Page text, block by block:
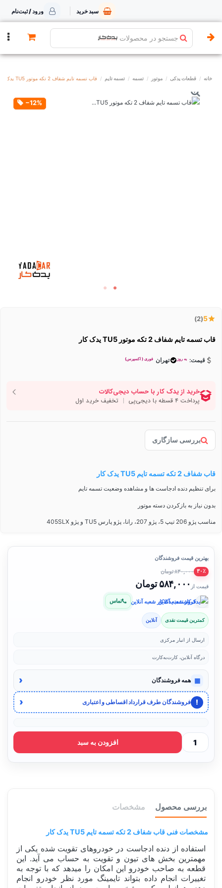
سبد خرید ورود / ثبت‌نام
جستجو در محصولات
خانه قطعات یدکی موتور تسمه تسمه تایم قاب تسمه تایم شفاف 2 تکه موتور TU5 یدک کار
‎−12%
5
(2)
قاب تسمه تایم شفاف 2 تکه موتور TU5 یدک کار
قیمت: به روز تهران فوری ( اکسپرس)
بررسی سازگاری
قاب شفاف 2 تکه تسمه تایم TU5 یدک کار
برای تنظیم دنده ادجاست ها و مشاهده وضعیت تسمه تایم
بدون نیاز به بازکردن دسته موتور
مناسب پژو 206 تیپ 5، پژو 207، رانا، پژو پارس TU5 و پژو 405SLX
بهترین قیمت فروشندگان
۳۰٪ ۸۳۰,۰۰۰ تومان
قیمت از ۵۸۴,۰۰۰ تومان
فروشنده: یدک‌کار شعبه آنلاین تماس
کمترین قیمت نقدی آنلاین
ارسال از انبار مرکزی
درگاه آنلاین، کارت‌به‌کارت
▦ همه فروشندگان ‹
! فروشندگان طرف قرارداد اقساطی و اعتباری ‹
افزودن به سبد
بررسی محصول مشخصات
مشخصات فنی قاب شفاف 2 تکه تسمه تایم TU5 یدک کار
استفاده از دنده ادجاست در خودروهای تقویت شده یکی از
مهمترین بخش های تیون و تقویت به حساب می آید. این
قطعه به صاحب خودرو این امکان را میدهد که با توجه به
تغییرات انجام داده بتواند تایمینگ مورد نظر خودرو انجام